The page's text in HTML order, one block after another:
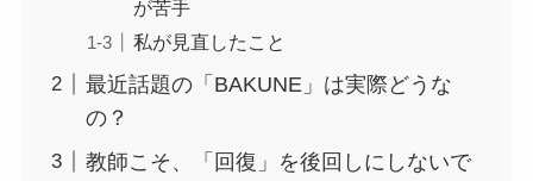
が苦手
私が見直したこと
最近話題の「BAKUNE」は実際どうな
の？
教師こそ、「回復」を後回しにしないで